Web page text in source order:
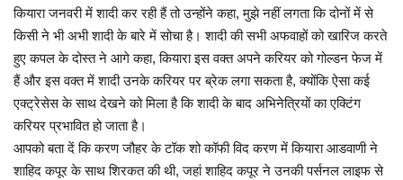
कियारा जनवरी में शादी कर रही हैं तो उन्होंने कहा, मुझे नहीं लगता कि दोनों में से
किसी ने भी अभी शादी के बारे में सोचा है। शादी की सभी अफवाहों को खारिज करते
हुए कपल के दोस्त ने आगे कहा, कियारा इस वक्त अपने करियर को गोल्डन फेज में
हैं और इस वक्त में शादी उनके करियर पर ब्रेक लगा सकता है, क्योंकि ऐसा कई
एक्ट्रेसेस के साथ देखने को मिला है कि शादी के बाद अभिनेत्रियों का एक्टिंग
करियर प्रभावित हो जाता है।
आपको बता दें कि करण जौहर के टॉक शो कॉफी विद करण में कियारा आडवाणी ने
शाहिद कपूर के साथ शिरकत की थी, जहां शाहिद कपूर ने उनकी पर्सनल लाइफ से